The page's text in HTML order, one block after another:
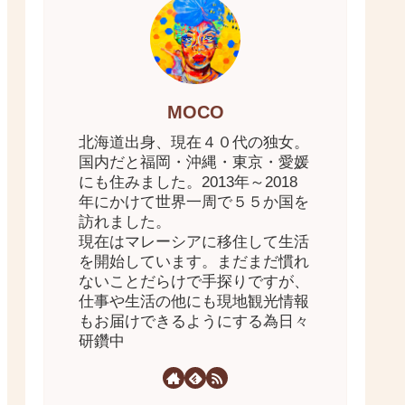
MOCO
北海道出身、現在４０代の独女。
国内だと福岡・沖縄・東京・愛媛
にも住みました。2013年～2018
年にかけて世界一周で５５か国を
訪れました。
現在はマレーシアに移住して生活
を開始しています。まだまだ慣れ
ないことだらけで手探りですが、
仕事や生活の他にも現地観光情報
もお届けできるようにする為日々
研鑽中